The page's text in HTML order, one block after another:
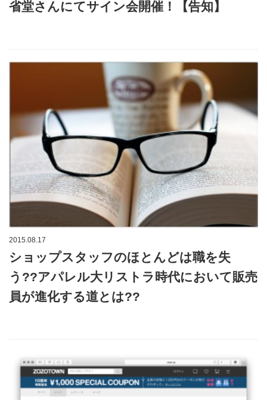
省堂さんにてサイン会開催！【告知】
2015.08.17
ショップスタッフのほとんどは職を失
う??アパレル大リストラ時代において販売
員が進化する道とは??